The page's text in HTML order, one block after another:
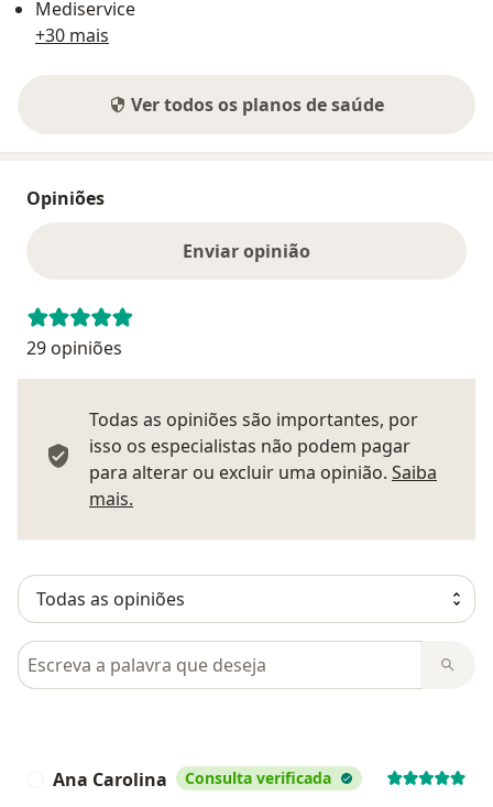
Mediservice
+30 mais
Ver todos os planos de saúde
Opiniões
Enviar opinião
29 opiniões
Todas as opiniões são importantes, por
isso os especialistas não podem pagar
para alterar ou excluir uma opinião. Saiba
mais.
Pesquisar em opiniões
Ana Carolina Consulta verificada